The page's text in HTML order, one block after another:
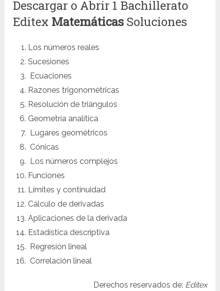
Descargar o Abrir 1 Bachillerato
Editex Matemáticas Soluciones
Los números reales
Sucesiones
Ecuaciones
Razones trigonométricas
Resolución de triángulos
Geometría analítica
Lugares geométricos
Cónicas
Los números complejos
Funciones
Límites y continuidad
Cálculo de derivadas
Aplicaciones de la derivada
Estadística descriptiva
Regresión lineal
Correlación lineal
Derechos reservados de: Editex